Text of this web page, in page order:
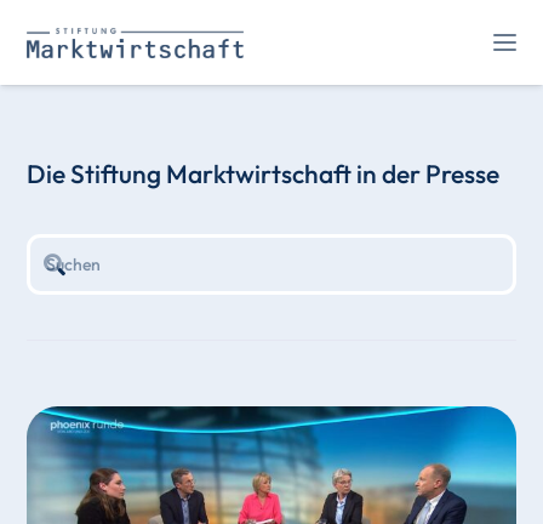
Die Stiftung Marktwirtschaft in der Presse